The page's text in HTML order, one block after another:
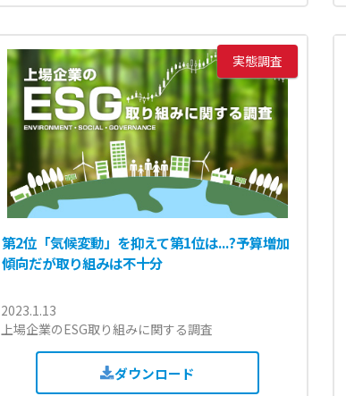
実態調査
第2位「気候変動」を抑えて第1位は...?予算増加
傾向だが取り組みは不十分
2023.1.13
上場企業のESG取り組みに関する調査
ダウンロード